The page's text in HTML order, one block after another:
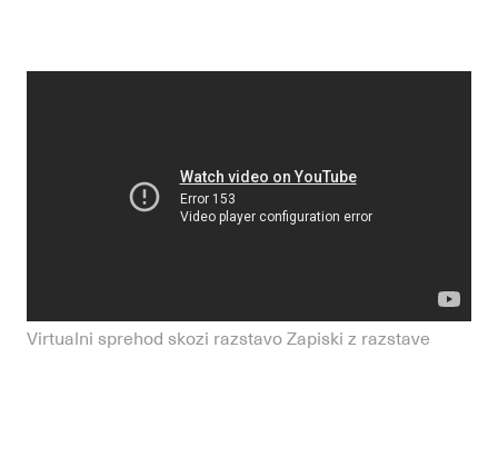
Virtualni sprehod skozi razstavo Zapiski z razstave